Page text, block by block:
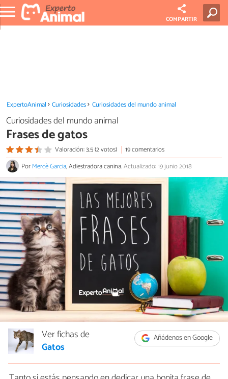
COMPARTIR
ExpertoAnimal Curiosidades Curiosidades del mundo animal
Curiosidades del mundo animal
Frases de gatos
Valoración: 3.5 (2 votos)
19 comentarios
PorMercè Garcia, Adiestradora canina.Actualizado: 19 junio 2018
Añádenos en Google
Ver fichas de
Gatos